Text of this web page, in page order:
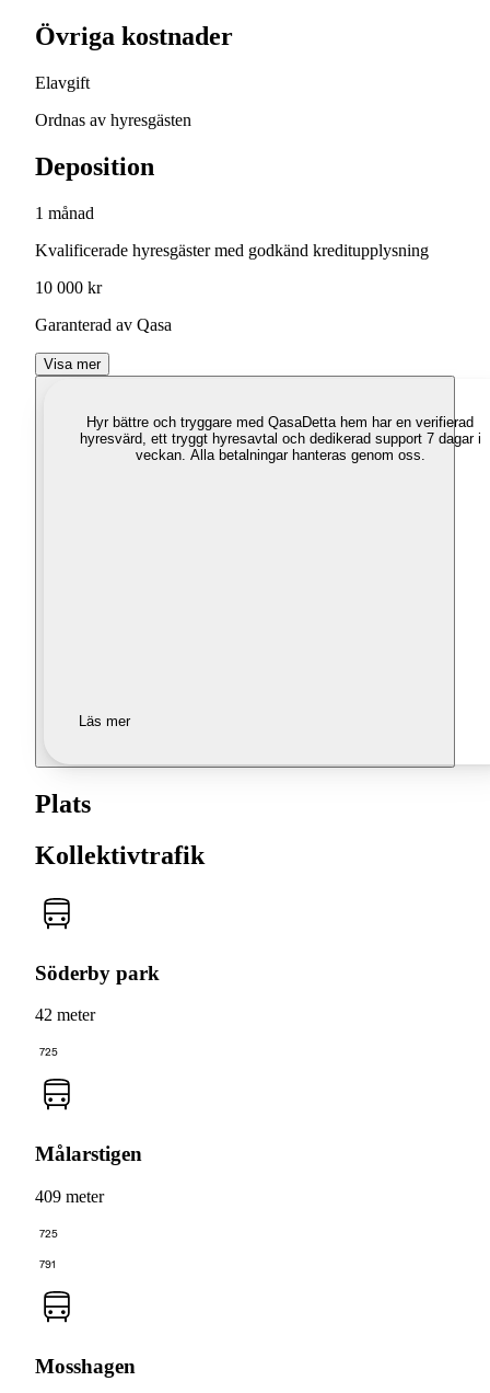
Övriga kostnader
Elavgift
Ordnas av hyresgästen
Deposition
1 månad
Kvalificerade hyresgäster med godkänd kreditupplysning
10 000 kr
Garanterad av Qasa
Visa mer
Hyr bättre och tryggare med QasaDetta hem har en verifierad
hyresvärd, ett tryggt hyresavtal och dedikerad support 7 dagar i
veckan. Alla betalningar hanteras genom oss.
Läs mer
Plats
Kollektivtrafik
Söderby park
42 meter
725
Målarstigen
409 meter
725
791
Mosshagen